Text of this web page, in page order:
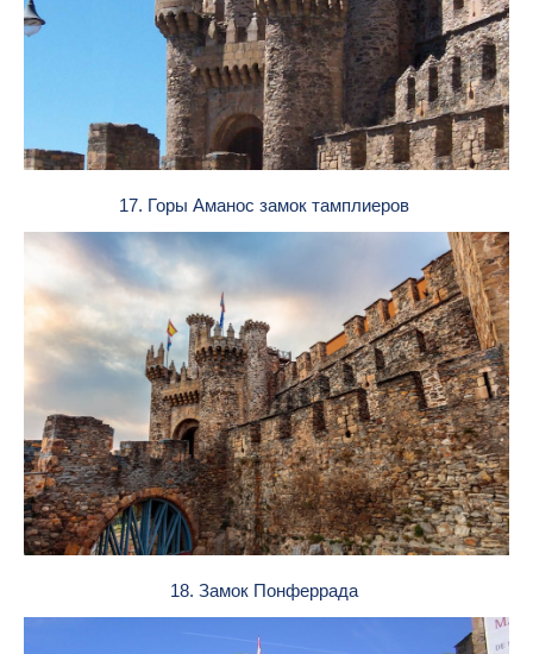
17. Горы Аманос замок тамплиеров
18. Замок Понферрада